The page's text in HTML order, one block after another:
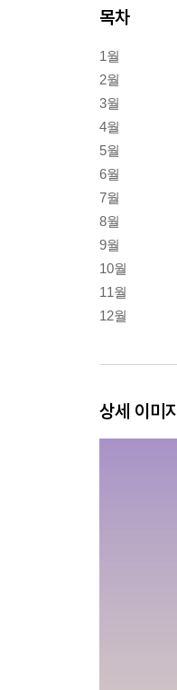
목차
1월
2월
3월
4월
5월
6월
7월
8월
9월
10월
11월
12월
상세 이미지